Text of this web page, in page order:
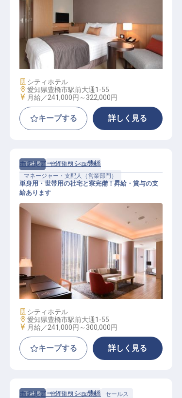
宿泊部門マネージャー候補
施設業態
シティホテル
勤務地
愛知県豊橋市駅前大通1-55
給与
月給／241,000円～ 322,000円
キープする 詳しく見る
正社員
管理部門・その他
マネージャー・支配人（営業部門）
法人向け宴会セールス（マネージャ
ー候補）
ホテルアークリッシュ豊橋
単身用・世帯用の社宅と寮完備！昇給・賞与の支
給あります
施設業態
シティホテル
勤務地
愛知県豊橋市駅前大通1-55
給与
月給／241,000円～ 300,000円
キープする 詳しく見る
正社員 管理部門・その他 セールス
ホテルアークリッシュ豊橋